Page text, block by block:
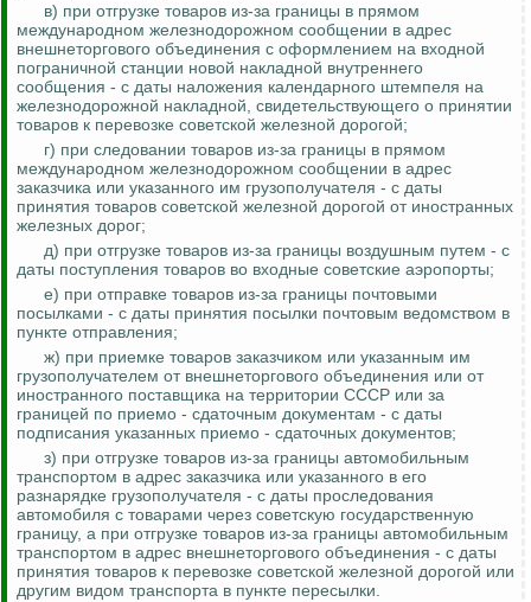
в) при отгрузке товаров из-за границы в прямом
международном железнодорожном сообщении в адрес
внешнеторгового объединения с оформлением на входной
пограничной станции новой накладной внутреннего
сообщения - с даты наложения календарного штемпеля на
железнодорожной накладной, свидетельствующего о принятии
товаров к перевозке советской железной дорогой;
г) при следовании товаров из-за границы в прямом
международном железнодорожном сообщении в адрес
заказчика или указанного им грузополучателя - с даты
принятия товаров советской железной дорогой от иностранных
железных дорог;
д) при отгрузке товаров из-за границы воздушным путем - с
даты поступления товаров во входные советские аэропорты;
е) при отправке товаров из-за границы почтовыми
посылками - с даты принятия посылки почтовым ведомством в
пункте отправления;
ж) при приемке товаров заказчиком или указанным им
грузополучателем от внешнеторгового объединения или от
иностранного поставщика на территории СССР или за
границей по приемо - сдаточным документам - с даты
подписания указанных приемо - сдаточных документов;
з) при отгрузке товаров из-за границы автомобильным
транспортом в адрес заказчика или указанного в его
разнарядке грузополучателя - с даты проследования
автомобиля с товарами через советскую государственную
границу, а при отгрузке товаров из-за границы автомобильным
транспортом в адрес внешнеторгового объединения - с даты
принятия товаров к перевозке советской железной дорогой или
другим видом транспорта в пункте пересылки.